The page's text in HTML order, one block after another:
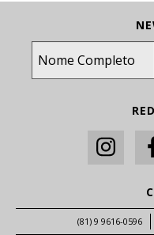
(81) 9 9616-0596